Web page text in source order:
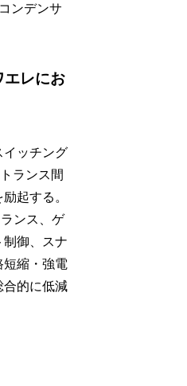
ンデンサ
エレにお
イッチング
ランス間
励起する。
ンス、ゲ
制御、スナ
縮・強電
合的に低減